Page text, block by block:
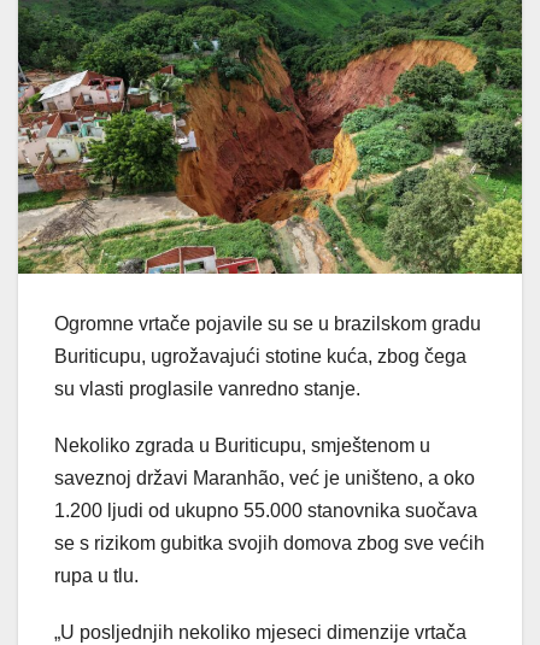
Ogromne vrtače pojavile su se u brazilskom gradu
Buriticupu, ugrožavajući stotine kuća, zbog čega
su vlasti proglasile vanredno stanje.
Nekoliko zgrada u Buriticupu, smještenom u
saveznoj državi Maranhão, već je uništeno, a oko
1.200 ljudi od ukupno 55.000 stanovnika suočava
se s rizikom gubitka svojih domova zbog sve većih
rupa u tlu.
„U posljednjih nekoliko mjeseci dimenzije vrtača